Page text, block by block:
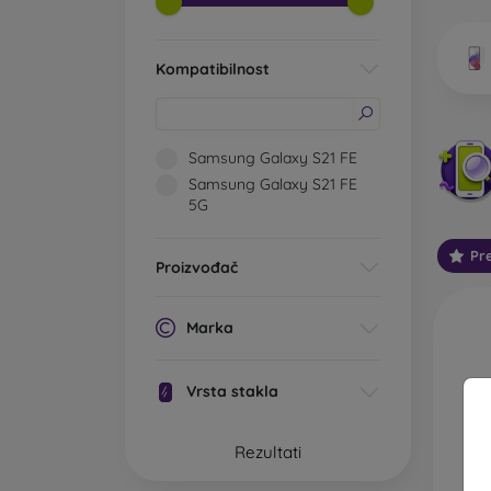
Kompatibilnost
Samsung Galaxy S21 FE
Samsung Galaxy S21 FE
5G
Proizvođač
Marka
Vrsta stakla
Rezultati
vrsta
dvije